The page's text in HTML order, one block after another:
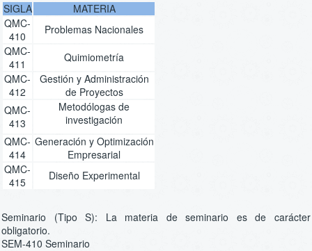
SIGLA
MATERIA
QMC-
410
Problemas Nacionales
QMC-
411
Quimiometría
QMC-
412
Gestión y Administración
de Proyectos
QMC-
413
Metodólogas de
investigación
QMC-
414
Generación y Optimización
Empresarial
QMC-
415
Diseño Experimental
Seminario (Tipo S): La materia de seminario es de carácter
obligatorio.
SEM-410 Seminario